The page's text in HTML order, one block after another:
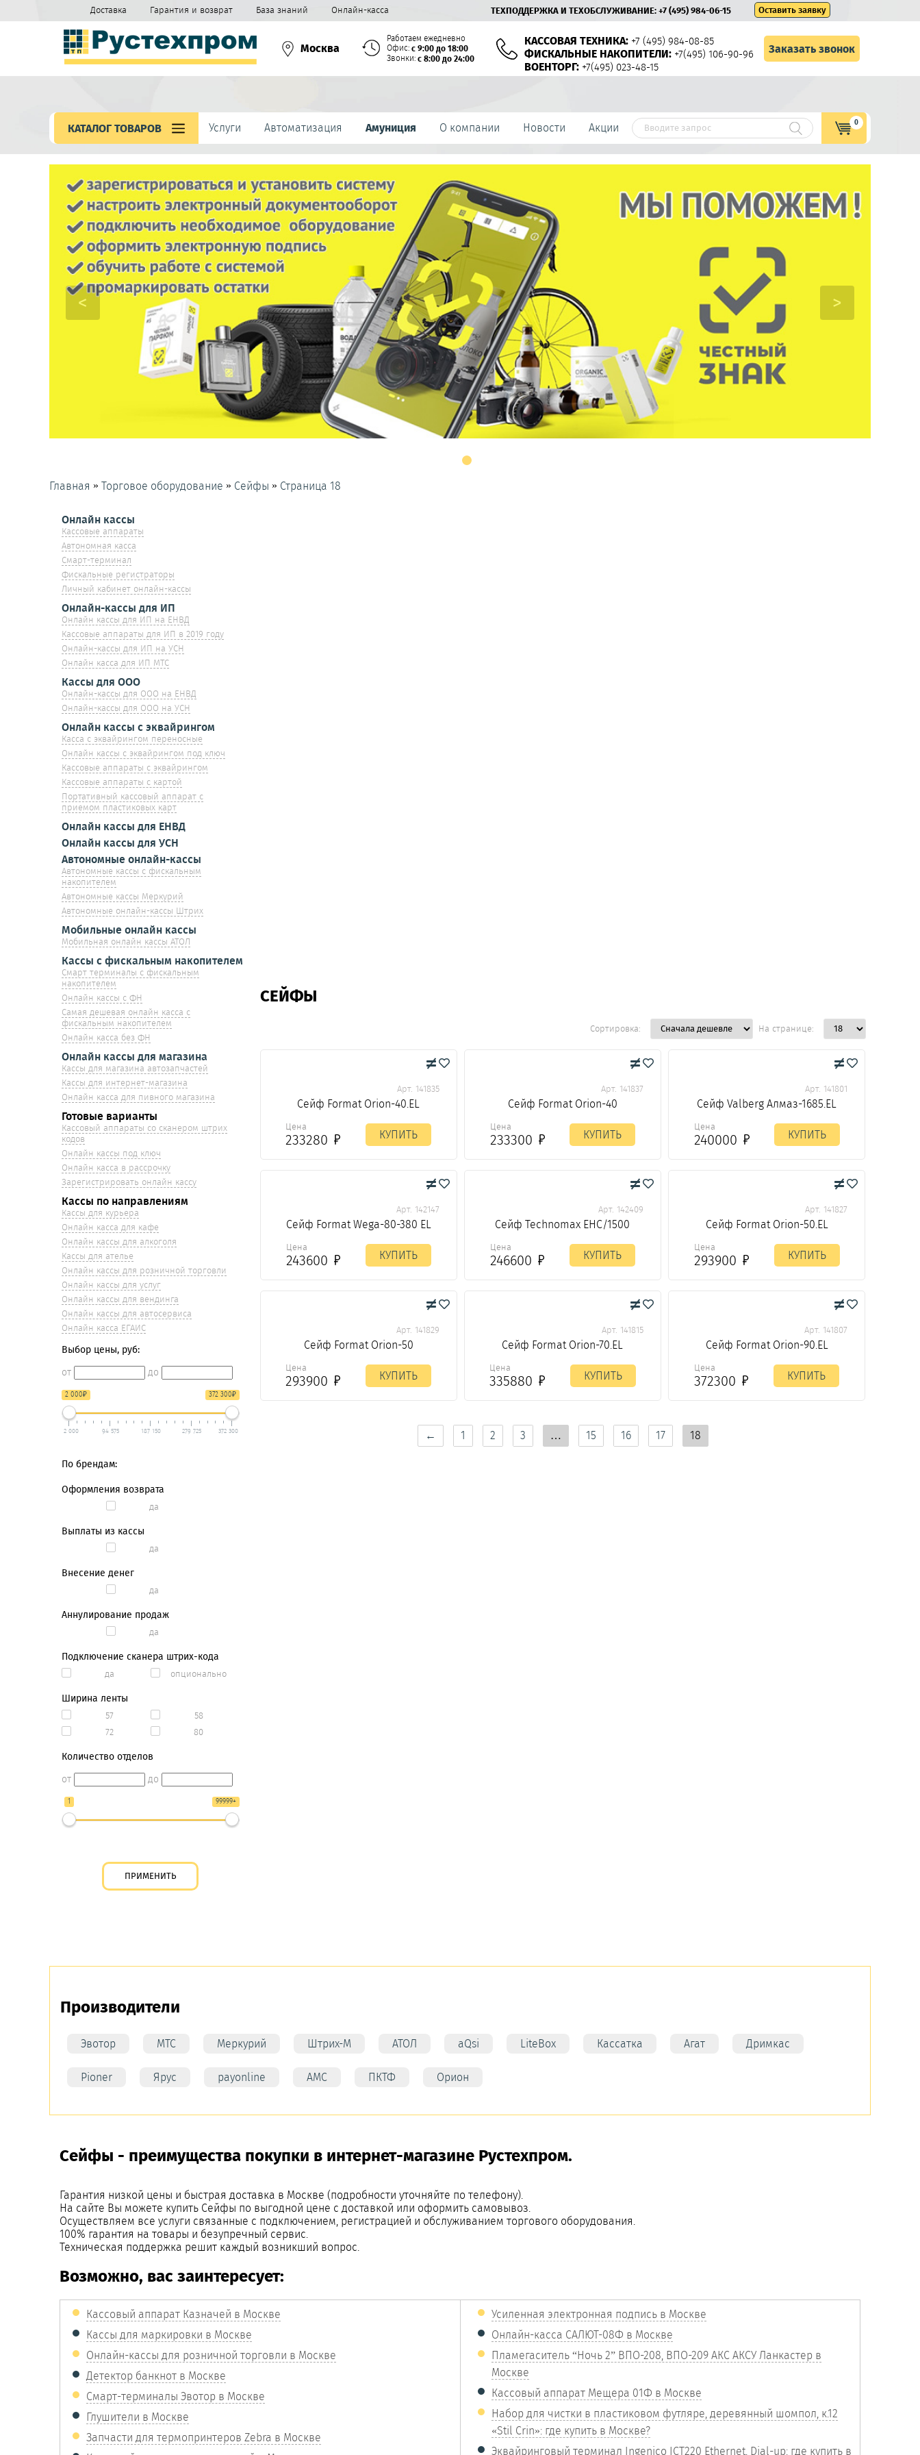
Доставка Гарантия и возврат База знаний Онлайн-касса ТЕХПОДДЕРЖКА И ТЕХОБСЛУЖИВАНИЕ: +7 (495) 984-06-15 Оставить заявку
Москва
Работаем ежедневно
Офис: с 9:00 до 18:00
Звонки: с 8:00 до 24:00
КАССОВАЯ ТЕХНИКА: +7 (495) 984-08-85
ФИСКАЛЬНЫЕ НАКОПИТЕЛИ: +7(495) 106-90-96
ВОЕНТОРГ: +7(495) 023-48-15
Заказать звонок
КАТАЛОГ ТОВАРОВ Услуги Автоматизация Амуниция О компании Новости Акции 0
< >
Главная » Торговое оборудование » Сейфы » Страница 18
Онлайн кассы
Кассовые аппараты
Автономная касса
Смарт-терминал
Фискальные регистраторы
Личный кабинет онлайн-кассы
Онлайн-кассы для ИП
Онлайн кассы для ИП на ЕНВД
Кассовые аппараты для ИП в 2019 году
Онлайн-кассы для ИП на УСН
Онлайн касса для ИП МТС
Кассы для ООО
Онлайн-кассы для ООО на ЕНВД
Онлайн-кассы для ООО на УСН
Онлайн кассы с эквайрингом
Касса с эквайрингом переносные
Онлайн кассы с эквайрингом под ключ
Кассовые аппараты с эквайрингом
Кассовые аппараты с картой
Портативный кассовый аппарат с
приемом пластиковых карт
Онлайн кассы для ЕНВД
Онлайн кассы для УСН
Автономные онлайн-кассы
Автономные кассы с фискальным
накопителем
Автономные кассы Меркурий
Автономные онлайн-кассы Штрих
Мобильные онлайн кассы
Мобильная онлайн кассы АТОЛ
Кассы с фискальным накопителем
Смарт терминалы с фискальным
накопителем
Онлайн кассы с ФН
Самая дешевая онлайн касса с
фискальным накопителем
Онлайн касса без ФН
Онлайн кассы для магазина
Кассы для магазина автозапчастей
Кассы для интернет-магазина
Онлайн касса для пивного магазина
Готовые варианты
Кассовый аппараты со сканером штрих
кодов
Онлайн кассы под ключ
Онлайн касса в рассрочку
Зарегистрировать онлайн кассу
Кассы по направлениям
Кассы для курьера
Онлайн касса для кафе
Онлайн кассы для алкоголя
Кассы для ателье
Онлайн кассы для розничной торговли
Онлайн кассы для услуг
Онлайн кассы для вендинга
Онлайн кассы для автосервиса
Онлайн касса ЕГАИС
Выбор цены, руб:
от
до
2 000₽ 372 300₽
2 000 94 575 187 150 279 725 372 300
По брендам:
Оформления возврата
да
Выплаты из кассы
да
Внесение денег
да
Аннулирование продаж
да
Подключение сканера штрих-кода
да опционально
Ширина ленты
57
58
72
80
Количество отделов
от
до
1 99999+
СЕЙФЫ
Сортировка: На странице:
Арт. 141835
Сейф Format Orion-40.EL
Цена
233280 КУПИТЬ
Арт. 141837
Сейф Format Orion-40
Цена
233300 КУПИТЬ
Арт. 141801
Сейф Valberg Алмаз-1685.EL
Цена
240000 КУПИТЬ
Арт. 142147
Сейф Format Wega-80-380 EL
Цена
243600 КУПИТЬ
Арт. 142409
Сейф Technomax EHC/1500
Цена
246600 КУПИТЬ
Арт. 141827
Сейф Format Orion-50.EL
Цена
293900 КУПИТЬ
Арт. 141829
Сейф Format Orion-50
Цена
293900 КУПИТЬ
Арт. 141815
Сейф Format Orion-70.EL
Цена
335880 КУПИТЬ
Арт. 141807
Сейф Format Orion-90.EL
Цена
372300 КУПИТЬ
← 1 2 3 … 15 16 17 18
Производители
Эвотор МТС Меркурий Штрих-М АТОЛ aQsi LiteBox Кассатка Агат Дримкас
Pioner Ярус payonline АМС ПКТФ Орион
Сейфы - преимущества покупки в интернет-магазине Рустехпром.
Гарантия низкой цены и быстрая доставка в Москве (подробности уточняйте по телефону).
На сайте Вы можете купить Сейфы по выгодной цене с доставкой или оформить самовывоз.
Осуществляем все услуги связанные с подключением, регистрацией и обслуживанием торгового оборудования.
100% гарантия на товары и безупречный сервис.
Техническая поддержка решит каждый возникший вопрос.
Возможно, вас заинтересует:
Кассовый аппарат Казначей в Москве
Кассы для маркировки в Москве
Онлайн-кассы для розничной торговли в Москве
Детектор банкнот в Москве
Смарт-терминалы Эвотор в Москве
Глушители в Москве
Запчасти для термопринтеров Zebra в Москве
Усиленная электронная подпись в Москве
Онлайн-касса САЛЮТ-08Ф в Москве
Пламегаситель “Ночь 2” ВПО-208, ВПО-209 АКС АКСУ Ланкастер в
Москве
Кассовый аппарат Мещера 01Ф в Москве
Набор для чистки в пластиковом футляре, деревянный шомпол, к.12
«Stil Crin»: где купить в Москве?
Эквайринговый терминал Ingenico ICT220 Ethernet, Dial-up: где купить в